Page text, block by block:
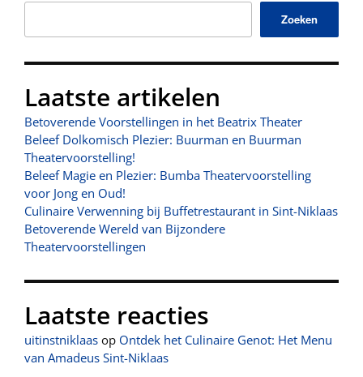
Zoeken
Laatste artikelen
Betoverende Voorstellingen in het Beatrix Theater
Beleef Dolkomisch Plezier: Buurman en Buurman
Theatervoorstelling!
Beleef Magie en Plezier: Bumba Theatervoorstelling
voor Jong en Oud!
Culinaire Verwenning bij Buffetrestaurant in Sint-Niklaas
Betoverende Wereld van Bijzondere
Theatervoorstellingen
Laatste reacties
uitinstniklaas op Ontdek het Culinaire Genot: Het Menu
van Amadeus Sint-Niklaas